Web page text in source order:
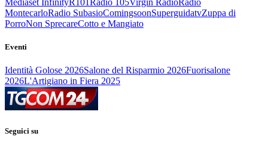
Mediaset InfinityR101Radio 105Virgin RadioRadio
MontecarloRadio SubasioComingsoonSuperguidatvZuppa di
PorroNon SprecareCotto e Mangiato
Eventi
Identità Golose 2026Salone del Risparmio 2026Fuorisalone
2026L'Artigiano in Fiera 2025
Seguici su